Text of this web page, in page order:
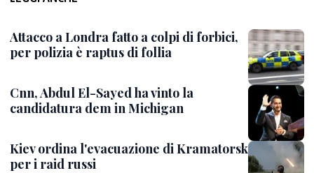
Attacco a Londra fatto a colpi di forbici,
per polizia è raptus di follia
Cnn, Abdul El-Sayed ha vinto la
candidatura dem in Michigan
Kiev ordina l'evacuazione di Kramatorsk
per i raid russi